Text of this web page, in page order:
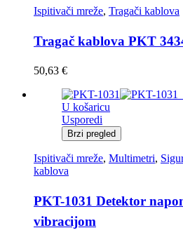
Ispitivači mreže, Tragači kablova
Tragač kablova PKT
50,63 €
U košaricu
Usporedi
Brzi pregled
Ispitivači mreže, Multimetri,
kablova
PKT-1031 Detektor
vibracijom